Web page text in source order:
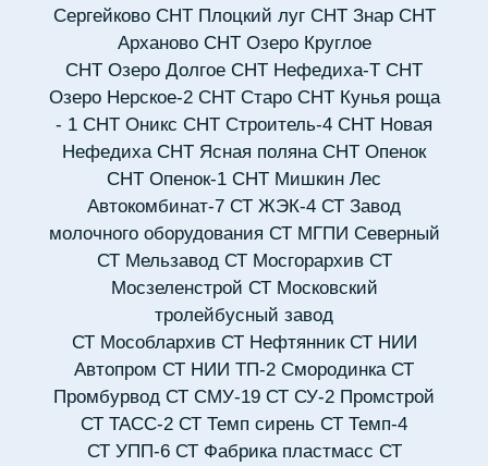
Сергейково СНТ Плоцкий луг СНТ Знар СНТ
Арханово СНТ Озеро Круглое
СНТ Озеро Долгое СНТ Нефедиха-Т СНТ
Озеро Нерское-2 СНТ Старо СНТ Кунья роща
- 1 СНТ Оникс СНТ Строитель-4 СНТ Новая
Нефедиха СНТ Ясная поляна СНТ Опенок
СНТ Опенок-1 СНТ Мишкин Лес
Автокомбинат-7 СТ ЖЭК-4 СТ Завод
молочного оборудования СТ МГПИ Северный
СТ Мельзавод СТ Мосгорархив СТ
Мосзеленстрой СТ Московский
тролейбусный завод
СТ Мособлархив СТ Нефтянник СТ НИИ
Автопром СТ НИИ ТП-2 Смородинка СТ
Промбурвод СТ СМУ-19 СТ СУ-2 Промстрой
СТ ТАСС-2 СТ Темп сирень СТ Темп-4
СТ УПП-6 СТ Фабрика пластмасс СТ